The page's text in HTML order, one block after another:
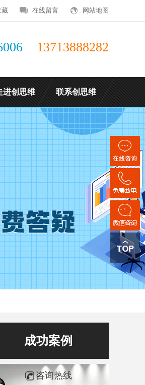
藏 在线留言 网站地图
13713888282
进创思维 联系创思维
成功案例
咨询热线